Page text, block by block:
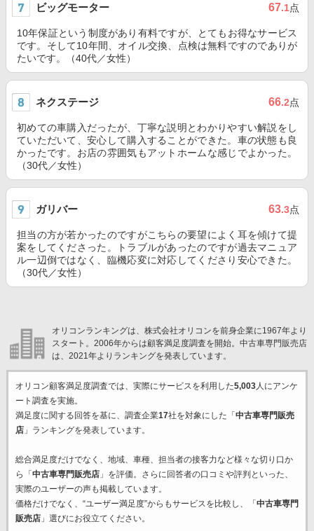
ビッグモーター 67.1点
10年保証という制度があり有料ですが、とてもお得なサービス
です。そして10年間、オイル交換、点検は無料ですのでありが
たいです。（40代／女性）
ネクステージ 66.2点
初めての車購入だったが、丁寧な説明とわかりやすい解説をし
ていただいて、安心して購入することができた。車の状態も良
かったです。お店の雰囲気もアットホームな感じでよかった。
（30代／女性）
ガリバー 63.3点
担当の方が若かったのですがこちらの要望によく耳を傾けて提
案をしてくださった。トラブルがあったのですが過去マニュア
ル一辺倒ではなく、臨機応変に対応してくださり安心できた。
（30代／女性）
オリコンランキングは、株式会社オリコンを前身企業に1967年より
スタート。2006年からは顧客満足度調査を開始。中古車専門販売店
は、2021年よりランキングを発表しています。
オリコン顧客満足度調査では、実際にサービスを利用した5,003人にアンケ
ート調査を実施。
満足度に関する回答を基に、調査企業17社を対象にした「 中古車専門販売
店」ランキングを発表しています。
総合満足度だけでなく、地域、車種、担当者の接客力など様々な切り口か
ら「 中古車専門販売店」を評価。さらに回答者の口コミや評判といった、
実際のユーザーの声も掲載しています。
価格だけでなく、“ユーザー満足度”からもサービスを比較し、「 中古車専門
販売店」選びにお役立てください。